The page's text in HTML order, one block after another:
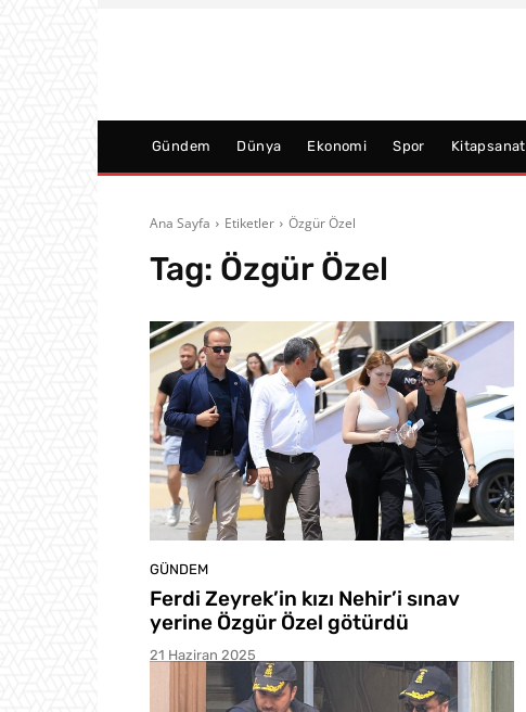
Gündem Dünya Ekonomi Spor Kitapsanat
Ana Sayfa Etiketler Özgür Özel
Tag: Özgür Özel
GÜNDEM
Ferdi Zeyrek’in kızı Nehir’i sınav
yerine Özgür Özel götürdü
21 Haziran 2025